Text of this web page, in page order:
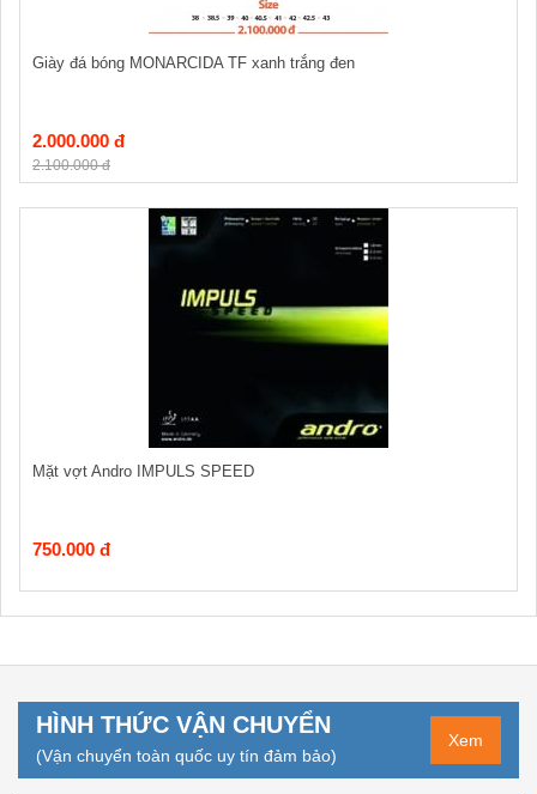
Giày đá bóng MONARCIDA TF xanh trắng đen
2.000.000 đ
2.100.000 đ
Mặt vợt Andro IMPULS SPEED
750.000 đ
HÌNH THỨC VẬN CHUYỂN
(Vận chuyển toàn quốc uy tín đảm bảo)
Xem